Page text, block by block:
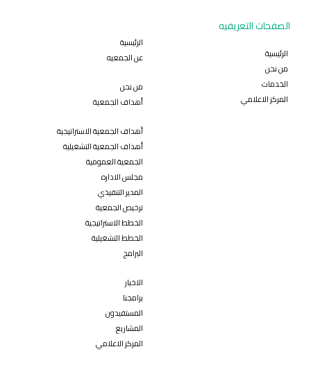
الصفحات التعريفيه
الرئيسية
من نحن
الخدمات
المركز الاعلامي
الرئيسية
عن الجمعيه
من نحن
أهداف الجمعية
أهداف الجمعية الاستراتيجية
أهداف الجمعية التشغيلية
الجمعية العمومية
مجلس الاداره
المدير التنفيذي
ترخيص الجمعية
الخطط الاستراتيجية
الخطط التشغيلية
البرامج
الاخبار
برامجنا
المستفيدون
المشاريع
المركز الاعلامي